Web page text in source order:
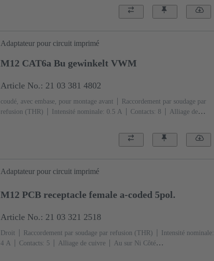
Adaptateur pour circuit imprimé
M12 CAT6a Bu gewinkelt VWM
Article No.: 21 03 381 4802
coudé, avec embase, pour montage avant
Raccordement par soudage par
refusion (THR)
Intensité nominale: ‌0.5 A Contacts: 8
Alliage de
Adaptateur pour circuit imprimé
M12 PCB receptacle female a-coded 5pol.
Article No.: 21 03 321 2518
Droit Raccordement par soudage par refusion (THR)
Intensité nominale:
‌4 A
Contacts: 5 Alliage de cuivre
Au sur Ni Côté